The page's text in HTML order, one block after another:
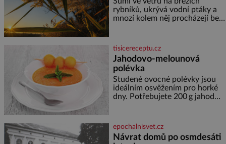
koloběžce a den zakončit
poznáváním památek ve
rybníků, ukrývá vodní ptáky a
mnozí kolem něj procházejí bez
lodě, zapisovat první texty a
inspiroval řadu pověstí. Tato
skromná, ale užitečná rostlina
provází člověka už tisíce let.
Většina lidí vnímá rákos jen jako
obyčejnou kulisu letního
koupání. Stačí se však podívat
tisicereceptu.cz
Jahodovo-melounová
polévka
Studené ovocné polévky jsou
ideálním osvěžením pro horké
dny. Potřebujete 200 g jahod
cukru krystal 1 lžíci medu 200 g
zakysané sm
epochalnisvet.cz
Návrat domů po osmdesáti